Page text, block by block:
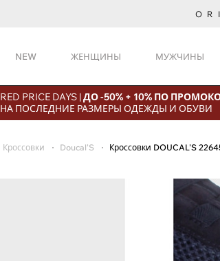
NEW ЖЕНЩИНЫ МУЖЧИНЫ
RED PRICE DAYS |ДО -50% + 10% ПО
НА ПОСЛЕДНИЕ РАЗМЕРЫ ОДЕЖДЫ И ОБУВИ
Кроссовки Doucal'S Кроссовки DOUCAL'S